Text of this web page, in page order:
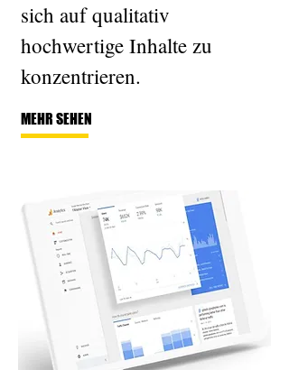
sich auf qualitativ
hochwertige Inhalte zu
konzentrieren.
MEHR SEHEN